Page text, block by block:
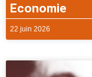
Economie
22 juin 2026